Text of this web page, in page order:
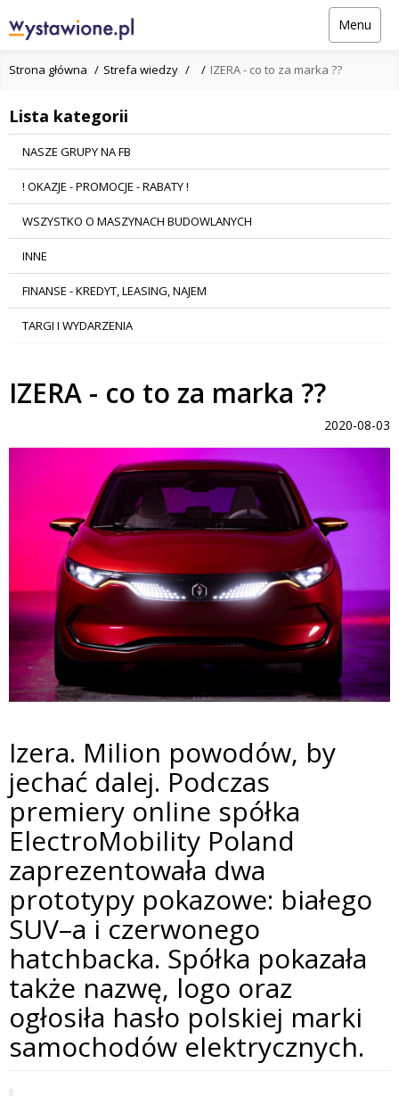
Menu
Strona główna Strefa wiedzy IZERA - co to za marka ??
Lista kategorii
NASZE GRUPY NA FB
! OKAZJE - PROMOCJE - RABATY !
WSZYSTKO O MASZYNACH BUDOWLANYCH
INNE
FINANSE - KREDYT, LEASING, NAJEM
TARGI I WYDARZENIA
IZERA - co to za marka ??
2020-08-03
Izera. Milion powodów, by
jechać dalej. Podczas
premiery online spółka
ElectroMobility Poland
zaprezentowała dwa
prototypy pokazowe: białego
SUV–a i czerwonego
hatchbacka. Spółka pokazała
także nazwę, logo oraz
ogłosiła hasło polskiej marki
samochodów elektrycznych.